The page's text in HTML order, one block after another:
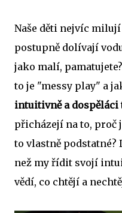
Naše děti nejvíc
postupně dolívají
jako malí,
to je "messy play" a
intuitivně a
přicházejí na to, proč
to vlastně podstatné?
než my řídit svojí
vědí, co chtějí a